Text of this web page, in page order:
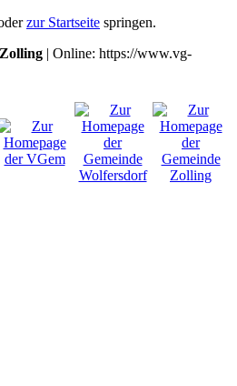
zur Startseite springen.
| Online: https://www.vg-